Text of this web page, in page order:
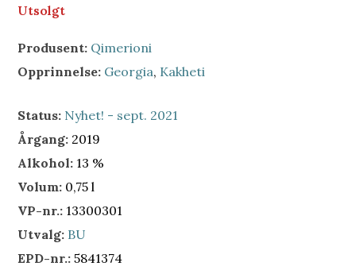
Utsolgt
Produsent: Qimerioni
Opprinnelse: Georgia, Kakheti
Status: Nyhet! - sept. 2021
Årgang: 2019
Alkohol: 13 %
Volum: 0,75 l
VP-nr.: 13300301
Utvalg: BU
EPD-nr.:5841374